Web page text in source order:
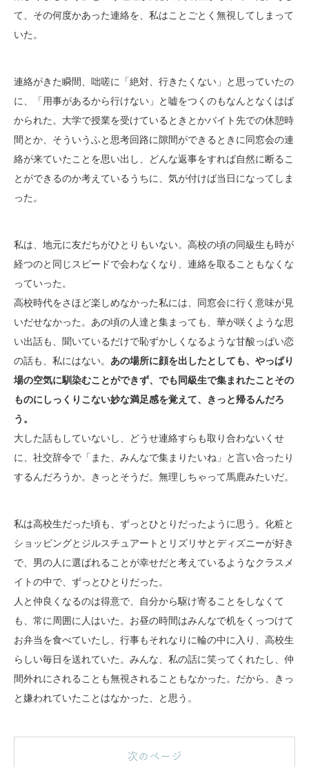
て、その何度かあった連絡を、私はことごとく無視してしまって
いた。
連絡がきた瞬間、咄嗟に「絶対、行きたくない」と思っていたの
に、「用事があるから行けない」と嘘をつくのもなんとなくはば
かられた。大学で授業を受けているときとかバイト先での休憩時
間とか、そういうふと思考回路に隙間ができるときに同窓会の連
絡が来ていたことを思い出し、どんな返事をすれば自然に断るこ
とができるのか考えているうちに、気が付けば当日になってしま
った。
私は、地元に友だちがひとりもいない。高校の頃の同級生も時が
経つのと同じスピードで会わなくなり、連絡を取ることもなくな
っていった。
高校時代をさほど楽しめなかった私には、同窓会に行く意味が見
いだせなかった。あの頃の人達と集まっても、華が咲くような思
い出話も、聞いているだけで恥ずかしくなるような甘酸っぱい恋
の話も、私にはない。 あの場所に顔を出したとしても、やっぱり
場の空気に馴染むことができず、でも同級生で集まれたことその
ものにしっくりこない妙な満足感を覚えて、きっと帰るんだろ
う。
大した話もしていないし、どうせ連絡すらも取り合わないくせ
に、社交辞令で「また、みんなで集まりたいね」と言い合ったり
するんだろうか。きっとそうだ。無理しちゃって馬鹿みたいだ。
私は高校生だった頃も、ずっとひとりだったように思う。化粧と
ショッピングとジルスチュアートとリズリサとディズニーが好き
で、男の人に選ばれることが幸せだと考えているようなクラスメ
イトの中で、ずっとひとりだった。
人と仲良くなるのは得意で、自分から駆け寄ることをしなくて
も、常に周囲に人はいた。お昼の時間はみんなで机をくっつけて
お弁当を食べていたし、行事もそれなりに輪の中に入り、高校生
らしい毎日を送れていた。みんな、私の話に笑ってくれたし、仲
間外れにされることも無視されることもなかった。だから、きっ
と嫌われていたことはなかった、と思う。
次のページ